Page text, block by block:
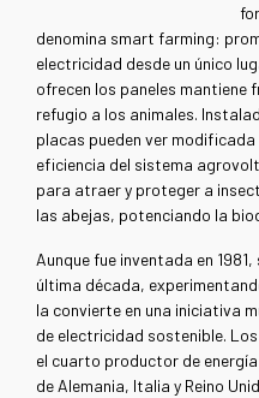
denomina smart farming:
electricidad desde un único
ofrecen los paneles mantiene
refugio a los animales.
placas pueden ver
eficiencia del sistema
para atraer y proteger a
las abejas, potenciando la
Aunque fue inventada en
última década,
la convierte en una iniciativa
de electricidad sostenible.
el cuarto productor de
de Alemania, Italia y Reino